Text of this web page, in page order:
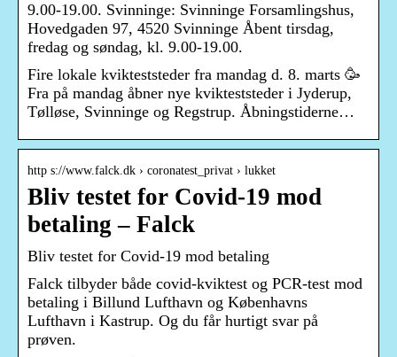
9.00-19.00. Svinninge: Svinninge Forsamlingshus,
Hovedgaden 97, 4520 Svinninge Åbent tirsdag,
fredag og søndag, kl. 9.00-19.00.
Fire lokale kvikteststeder fra mandag d. 8. marts 🥳
Fra på mandag åbner nye kvikteststeder i Jyderup,
Tølløse, Svinninge og Regstrup. Åbningstiderne…
http s://www.falck.dk › coronatest_privat › lukket
Bliv testet for Covid-19 mod
betaling – Falck
Bliv testet for Covid-19 mod betaling
Falck tilbyder både covid-kviktest og PCR-test mod
betaling i Billund Lufthavn og Københavns
Lufthavn i Kastrup. Og du får hurtigt svar på
prøven.